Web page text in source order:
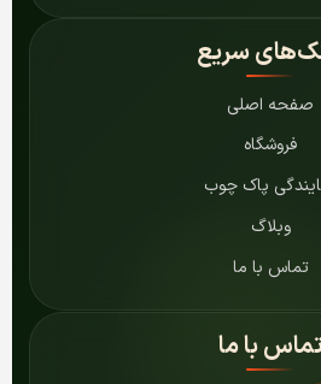
سریع
صفحه اصلی
فروشگاه
پاک چوب
وبلاگ
تماس با ما
با ما